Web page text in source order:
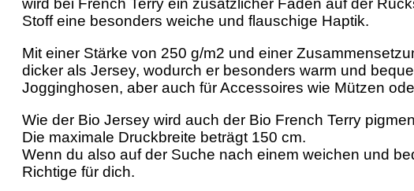
wird bei French Terry ein zusätzlicher Faden auf der
Stoff eine besonders weiche und flauschige Haptik.
Mit einer Stärke von 250 g/m2 und einer
dicker als Jersey, wodurch er besonders warm und
Jogginghosen, aber auch für Accessoires wie Mützen
Wie der Bio Jersey wird auch der Bio French Terry
Die maximale Druckbreite beträgt 150 cm.
Wenn du also auf der Suche nach einem weichen und
Richtige für dich.